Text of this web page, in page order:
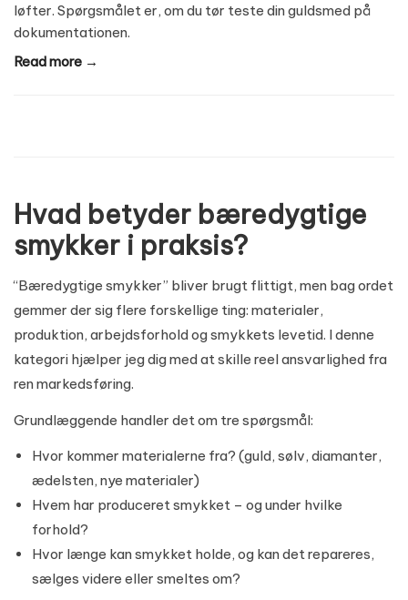
løfter. Spørgsmålet er, om du tør teste din guldsmed på
dokumentationen.
Read more →
Hvad betyder bæredygtige
smykker i praksis?
“Bæredygtige smykker” bliver brugt flittigt, men bag ordet
gemmer der sig flere forskellige ting: materialer,
produktion, arbejdsforhold og smykkets levetid. I denne
kategori hjælper jeg dig med at skille reel ansvarlighed fra
ren markedsføring.
Grundlæggende handler det om tre spørgsmål:
Hvor kommer materialerne fra? (guld, sølv, diamanter,
ædelsten, nye materialer)
Hvem har produceret smykket – og under hvilke
forhold?
Hvor længe kan smykket holde, og kan det repareres,
sælges videre eller smeltes om?